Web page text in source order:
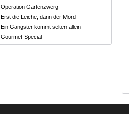
Operation Gartenzwerg
Erst die Leiche, dann der Mord
Ein Gangster kommt selten allein
Gourmet-Special